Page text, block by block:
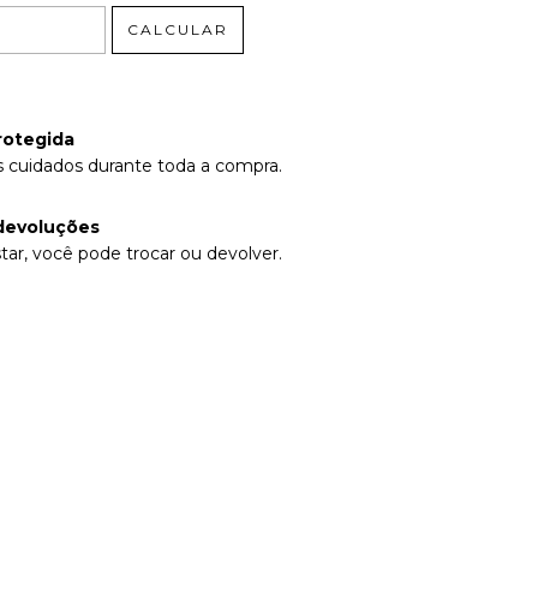
CALCULAR
cuidados durante toda a compra.
você pode trocar ou devolver.